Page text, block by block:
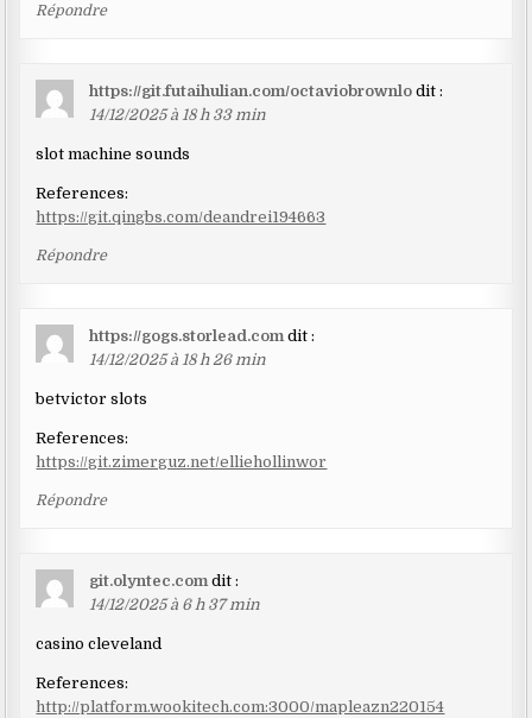
Répondre
https://git.futaihulian.com/octaviobrownlo dit :
14/12/2025 à 18 h 33 min
slot machine sounds
References:
https://git.qingbs.com/deandrei194663
Répondre
https://gogs.storlead.com dit :
14/12/2025 à 18 h 26 min
betvictor slots
References:
https://git.zimerguz.net/elliehollinwor
Répondre
git.olyntec.com dit :
14/12/2025 à 6 h 37 min
casino cleveland
References:
http://platform.wookitech.com:3000/mapleazn220154